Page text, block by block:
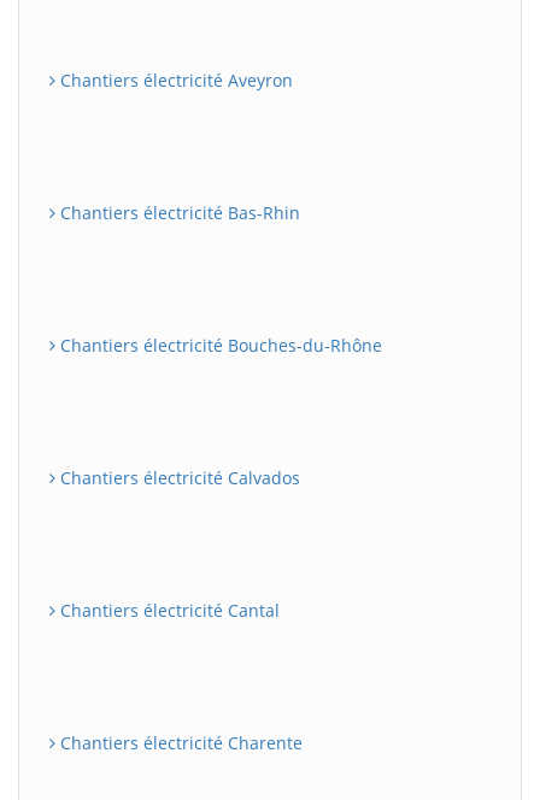
Chantiers électricité Aveyron
Chantiers électricité Bas-Rhin
Chantiers électricité Bouches-du-Rhône
Chantiers électricité Calvados
Chantiers électricité Cantal
Chantiers électricité Charente